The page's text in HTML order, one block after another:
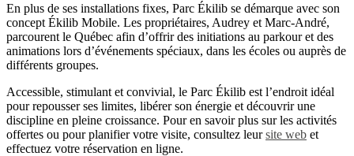
En plus de ses installations fixes, Parc Ékilib se démarque avec son
concept Ékilib Mobile. Les propriétaires, Audrey et Marc-André,
parcourent le Québec afin d’offrir des initiations au parkour et des
animations lors d’événements spéciaux, dans les écoles ou auprès de
différents groupes.
Accessible, stimulant et convivial, le Parc Ékilib est l’endroit idéal
pour repousser ses limites, libérer son énergie et découvrir une
discipline en pleine croissance. Pour en savoir plus sur les activités
offertes ou pour planifier votre visite, consultez leursite web et
effectuez votre réservation en ligne.